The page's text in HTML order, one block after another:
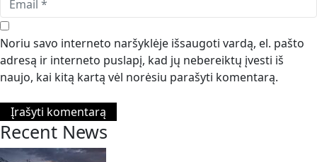
Noriu savo interneto naršyklėje išsaugoti vardą, el. pašto
adresą ir interneto puslapį, kad jų nebereiktų įvesti iš
naujo, kai kitą kartą vėl norėsiu parašyti komentarą.
Recent News